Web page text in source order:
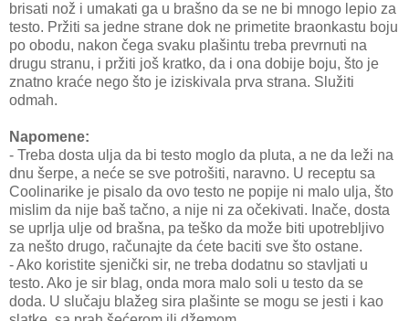
brisati nož i umakati ga u brašno da se ne bi mnogo lepio za
testo. Pržiti sa jedne strane dok ne primetite braonkastu boju
po obodu, nakon čega svaku plašintu treba prevrnuti na
drugu stranu, i pržiti još kratko, da i ona dobije boju, što je
znatno kraće nego što je iziskivala prva strana. Služiti
odmah.
Napomene:
- Treba dosta ulja da bi testo moglo da pluta, a ne da leži na
dnu šerpe, a neće se sve potrošiti, naravno. U receptu sa
Coolinarike je pisalo da ovo testo ne popije ni malo ulja, što
mislim da nije baš tačno, a nije ni za očekivati. Inače, dosta
se uprlja ulje od brašna, pa teško da može biti upotrebljivo
za nešto drugo, računajte da ćete baciti sve što ostane.
- Ako koristite sjenički sir, ne treba dodatnu so stavljati u
testo. Ako je sir blag, onda mora malo soli u testo da se
doda. U slučaju blažeg sira plašinte se mogu se jesti i kao